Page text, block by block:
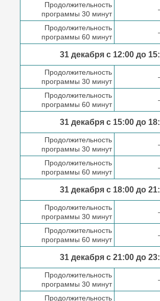
Продолжительность
программы 30 минут
Продолжительность
программы 60 минут
31 декабря с 12:00 до
Продолжительность
программы 30 минут
Продолжительность
программы 60 минут
31 декабря с 15:00 до
Продолжительность
программы 30 минут
Продолжительность
программы 60 минут
31 декабря с 18:00 до
Продолжительность
программы 30 минут
Продолжительность
программы 60 минут
31 декабря с 21:00 до
Продолжительность
программы 30 минут
Продолжительность